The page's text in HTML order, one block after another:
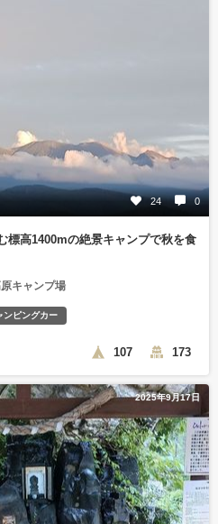
24 0
標高1400mの絶景キャンプで秋を食
キャンプ場
ンピングカー
107 173
2025年9月17日